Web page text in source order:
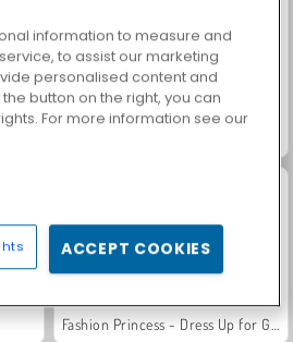
information to measure and
to assist our marketing
personalised content and
button on the right, you can
For more information see our
ACCEPT COOKIES